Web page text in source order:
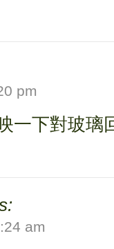
pm
一下對玻璃
am